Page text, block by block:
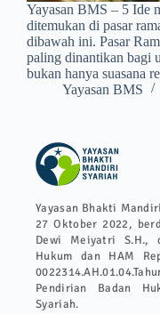
Yayasan BMS – 5 Ide
ditemukan di pasar
dibawah ini. Pasar
paling dinantikan bagi
bukan hanya suasana
Yayasan BMS
Yayasan Bhakti
27 Oktober 2022,
Dewi Meiyatri S.H.,
Hukum dan HAM
Pendirian Badan
Syariah.